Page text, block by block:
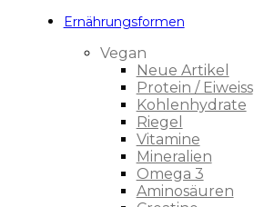
Ernährungsformen
Vegan
Neue Artikel
Protein / Eiweiss
Kohlenhydrate
Riegel
Vitamine
Mineralien
Omega 3
Aminosäuren